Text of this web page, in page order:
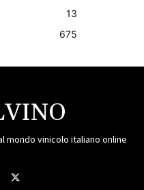
13
675
vinicolo italiano online